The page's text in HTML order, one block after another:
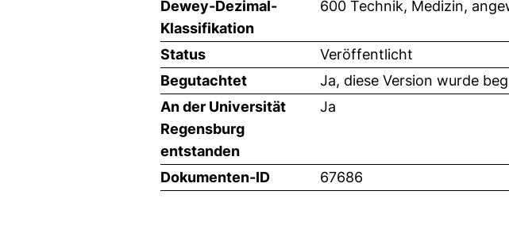
Dewey-Dezimal-
Klassifikation
600 Technik, Medizin,
Status
Veröffentlicht
Begutachtet
Ja, diese Version wurde
An der Universität
Regensburg
entstanden
Ja
Dokumenten-ID 67686